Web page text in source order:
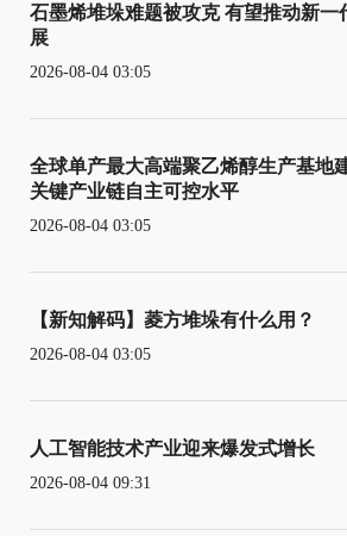
石墨烯堆垛难题被攻克 有望推动新一
展
2026-08-04 03:05
全球单产最大高端聚乙烯醇生产基地
关键产业链自主可控水平
2026-08-04 03:05
【新知解码】菱方堆垛有什么用？
2026-08-04 03:05
人工智能技术产业迎来爆发式增长
2026-08-04 09:31